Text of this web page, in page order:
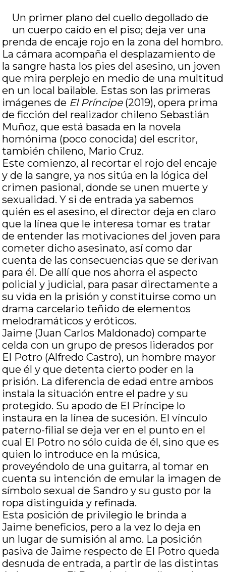
Un primer plano del cuello degollado de
un cuerpo caído en el piso; deja ver una
prenda de encaje rojo en la zona del hombro.
La cámara acompaña el desplazamiento de
la sangre hasta los pies del asesino, un joven
que mira perplejo en medio de una multitud
en un local bailable. Estas son las primeras
imágenes de El Príncipe(2019), opera prima
de ficción del realizador chileno Sebastián
Muñoz, que está basada en la novela
homónima (poco conocida) del escritor,
también chileno, Mario Cruz.
Este comienzo, al recortar el rojo del encaje
y de la sangre, ya nos sitúa en la lógica del
crimen pasional, donde se unen muerte y
sexualidad. Y si de entrada ya sabemos
quién es el asesino, el director deja en claro
que la línea que le interesa tomar es tratar
de entender las motivaciones del joven para
cometer dicho asesinato, así como dar
cuenta de las consecuencias que se derivan
para él. De allí que nos ahorra el aspecto
policial y judicial, para pasar directamente a
su vida en la prisión y constituirse como un
drama carcelario teñido de elementos
melodramáticos y eróticos.
Jaime (Juan Carlos Maldonado) comparte
celda con un grupo de presos liderados por
El Potro (Alfredo Castro), un hombre mayor
que él y que detenta cierto poder en la
prisión. La diferencia de edad entre ambos
instala la situación entre el padre y su
protegido. Su apodo de El Príncipe lo
instaura en la línea de sucesión. El vínculo
paterno-filial se deja ver en el punto en el
cual El Potro no sólo cuida de él, sino que es
quien lo introduce en la música,
proveyéndolo de una guitarra, al tomar en
cuenta su intención de emular la imagen de
símbolo sexual de Sandro y su gusto por la
ropa distinguida y refinada.
Esta posición de privilegio le brinda a
Jaime beneficios, pero a la vez lo deja en
un lugar de sumisión al amo. La posición
pasiva de Jaime respecto de El Potro queda
desnuda de entrada, a partir de las distintas